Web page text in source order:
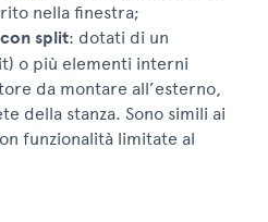
nella finestra;
split: dotati di un
o più elementi interni
da montare all’esterno,
della stanza. Sono simili ai
funzionalità limitate al